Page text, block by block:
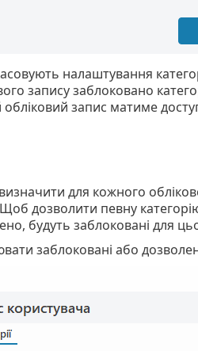
налаштування
запису заблоковано
запис матиме
для кожного
дозволити певну
будуть заблоковані для
заблоковані або